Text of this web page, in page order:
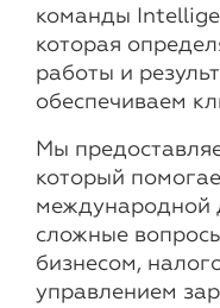
команды
которая
работы и
обеспечиваем
Мы
который
международной
сложные
бизнесом,
управлением